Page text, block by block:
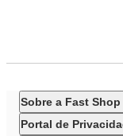
A FORÇA DO
mais rápida e mais
parear seu
Sobre a Fast Shop
Portal de